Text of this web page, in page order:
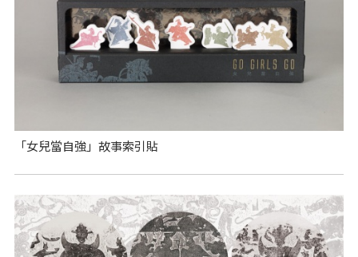
「女兒當自強」故事索引貼